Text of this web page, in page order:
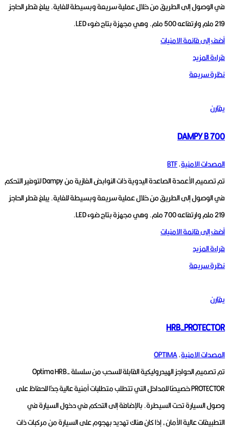
في الوصول إلى الطريق من خلال عملية سريعة وبسيطة للغاية.يبلغ قطر الحاجز
219 ملم وارتفاعه 500 ملم.
وهي مجهزة بتاج ضوء LED.
أضف إلى قائمة الامنيات
قراءة المزيد
نظرة سريعة
يقارن
DAMPY B 700
المصدات الامنية,
BTF
تم تصميم الأعمدة الصاعدة اليدوية ذات النوابض الغازية من Dampy لتوفير التحكم
في الوصول إلى الطريق من خلال عملية سريعة وبسيطة للغاية.يبلغ قطر الحاجز
219 ملم وارتفاعه 700 ملم.
وهي مجهزة بتاج ضوء LED.
أضف إلى قائمة الامنيات
قراءة المزيد
نظرة سريعة
يقارن
HRB-PROTECTOR
المصدات الامنية,
OPTIMA
تم تصميم الحواجز الهيدروليكية القابلة للسحب من سلسلة Optima HRB-
PROTECTOR خصيصًا للمداخل التي تتطلب متطلبات أمنية عالية جدًا للحفاظ على
وصول السيارة تحت السيطرة.بالإضافة إلى التحكم في دخول السيارة في
التطبيقات عالية الأمان، إذا كان هناك تهديد بهجوم على السيارة من مركبات ذات